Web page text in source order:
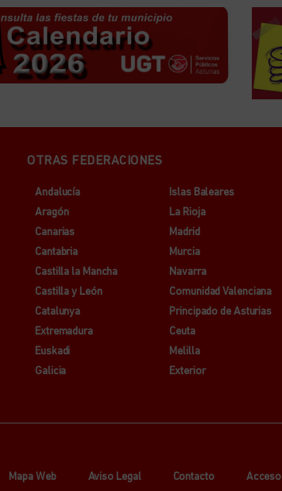
OTRAS FEDERACIONES
Andalucía
Aragón
Canarias
Cantabria
Castilla la Mancha
Castilla y León
Catalunya
Extremadura
Euskadi
Galicia
Islas Baleares
La Rioja
Madrid
Murcia
Navarra
Comunidad Valenciana
Principado de Asturias
Ceuta
Melilla
Exterior
Mapa Web Aviso Legal Contacto Acceso